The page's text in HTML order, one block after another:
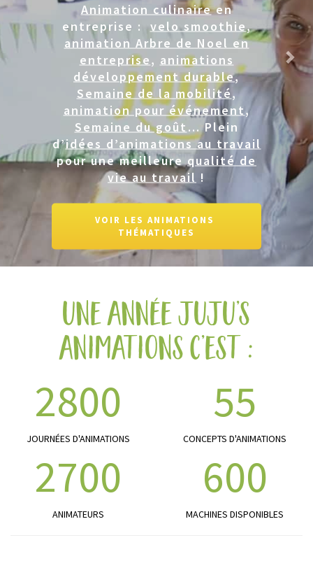
Animation culinaireen
entreprise :velo smoothie,
animation Arbre de Noel en
entreprise, animations
développement durable,
Semaine de la mobilité,
animation pour événement,
Semaine du goût … Plein
d’idées d’animations au travail
pour une meilleure qualité de
vie au travail !
VOIR LES ANIMATIONS
THÉMATIQUES
une année juju’s
animations c’est :
2800
JOURNÉES D'ANIMATIONS
55
CONCEPTS D'ANIMATIONS
2700
ANIMATEURS
600
MACHINES DISPONIBLES